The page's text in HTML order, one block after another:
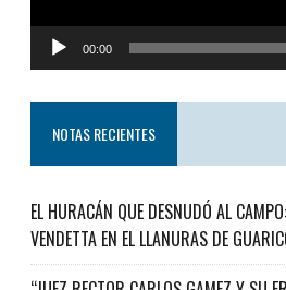
00:00
NOTAS RECIENTES
EL HURACÁN QUE DESNUDÓ AL
VENDETTA EN EL LLANURAS DE